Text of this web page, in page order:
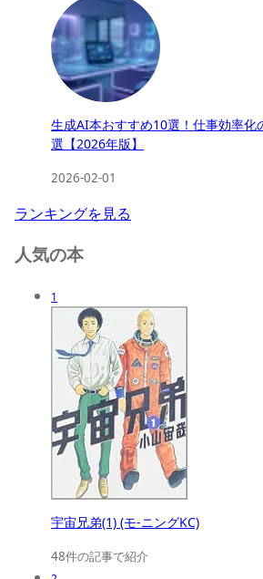
生成AI本おすすめ10選！仕事効率化
選【2026年版】
2026-02-01
ランキングを見る
人気の本
1
宇宙兄弟(1) (モ-ニングKC)
48件の記事で紹介